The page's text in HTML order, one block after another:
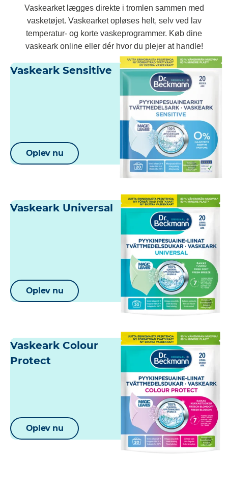
Vaskearket lægges direkte i tromlen sammen med
vasketøjet. Vaskearket opløses helt, selv ved lav
temperatur- og korte vaskeprogrammer. Køb dine
vaskeark online eller dér hvor du plejer at handle!
Vaskeark Sensitive
Oplev nu
Vaskeark Universal
Oplev nu
Vaskeark Colour
Protect
Oplev nu